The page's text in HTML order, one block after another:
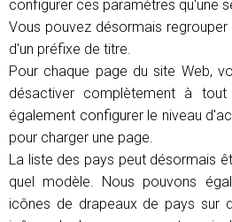
configurer ces paramètres qu'une
Vous pouvez désormais
d'un préfixe de titre.
Pour chaque page du site Web,
désactiver complètement à
également configurer le niveau
pour charger une page.
La liste des pays peut désormais
quel modèle. Nous pouvons
icônes de drapeaux de pays sur